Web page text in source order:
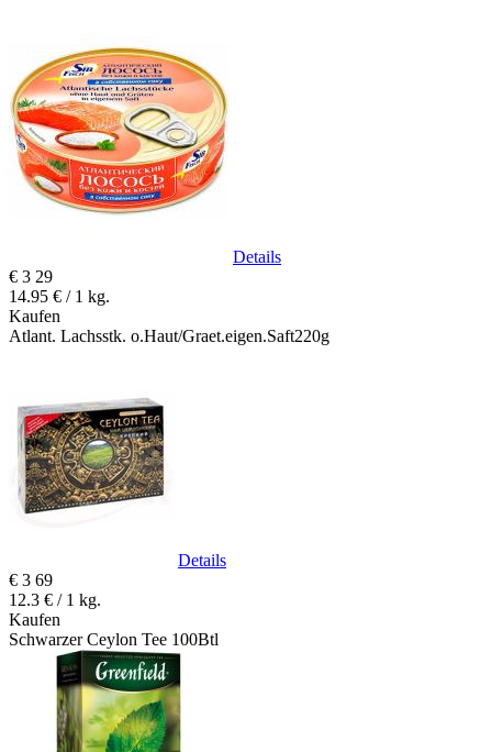
Details
€ 3 29
14.95 € / 1 kg.
Kaufen
Atlant. Lachsstk. o.Haut/Graet.eigen.Saft220g
Details
€ 3 69
12.3 € / 1 kg.
Kaufen
Schwarzer Ceylon Tee 100Btl